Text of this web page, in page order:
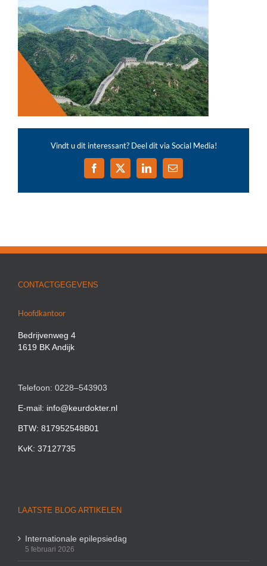
Vindt u dit interessant? Deel dit via Social Media!
Facebook
X LinkedIn
E-
CONTACTGEGEVENS
Hoofdkantoor
Bedrijvenweg 4
1619 BK Andijk
Telefoon: 0228–543903
E-mail: info@keurdokter.nl
BTW: 817952548B01
KvK: 37127735
LAATSTE BLOG ARTIKELEN
Internationale epilepsiedag
5 februari 2026